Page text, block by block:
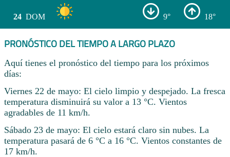
24 DOM 9° 18°
PRONÓSTICO DEL TIEMPO A LARGO PLAZO
Aquí tienes el pronóstico del tiempo para los próximos
días:
Viernes 22 de mayo: El cielo limpio y despejado. La fresca
temperatura disminuirá su valor a 13 °C. Vientos
agradables de 11 km/h.
Sábado 23 de mayo: El cielo estará claro sin nubes. La
temperatura pasará de 6 °C a 16 °C. Vientos constantes de
17 km/h.